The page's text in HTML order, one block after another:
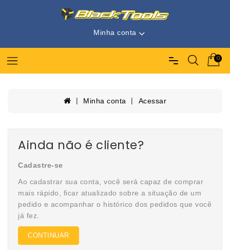
Minha conta
0
Minha conta Acessar
Ainda não é cliente?
Cadastre-se
Ao cadastrar sua conta, você será capaz de comprar
mais rápido, ficar atualizado sobre a situação de um
pedido e acompanhar o histórico dos pedidos que você
já fez.
CONTINUAR